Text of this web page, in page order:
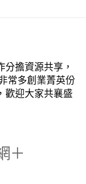
分擔資源共享，
常多創業菁英份
歡迎大家共襄盛
＋